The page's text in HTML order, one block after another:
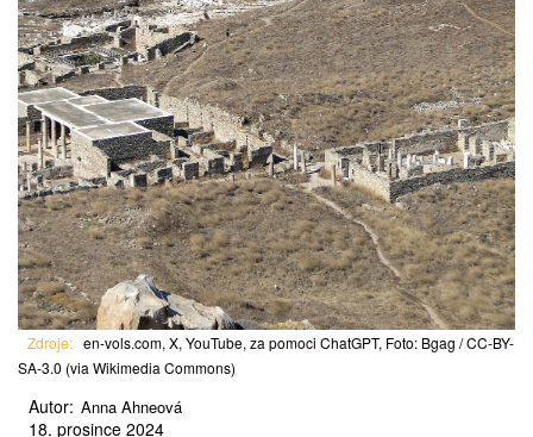
Zdroje: en-vols.com, X, YouTube, za pomoci ChatGPT, Foto: Bgag / CC-BY-
SA-3.0 (via Wikimedia Commons)
Autor: Anna Ahneová
18. prosince 2024